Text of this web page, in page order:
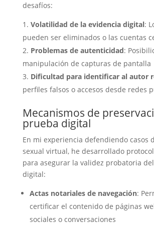
desafíos:
Volatilidad de la evidencia digital:
pueden ser eliminados o las cuentas
Problemas de autenticidad:
manipulación de capturas de pantalla
Dificultad para identificar al autor
perfiles falsos o accesos desde redes
Mecanismos de
prueba digital
En mi experiencia defendiendo casos
sexual virtual, he desarrollado
para asegurar la validez probatoria
digital:
Actas notariales de navegación:
certificar el contenido de páginas
sociales o conversaciones